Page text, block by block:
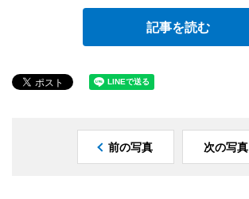
記事を読む
前の写真 次の写真